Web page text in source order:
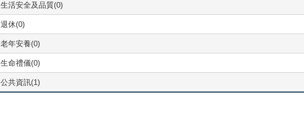
生活安全及品質(0)
退休(0)
老年安養(0)
生命禮儀(0)
公共資訊(1)